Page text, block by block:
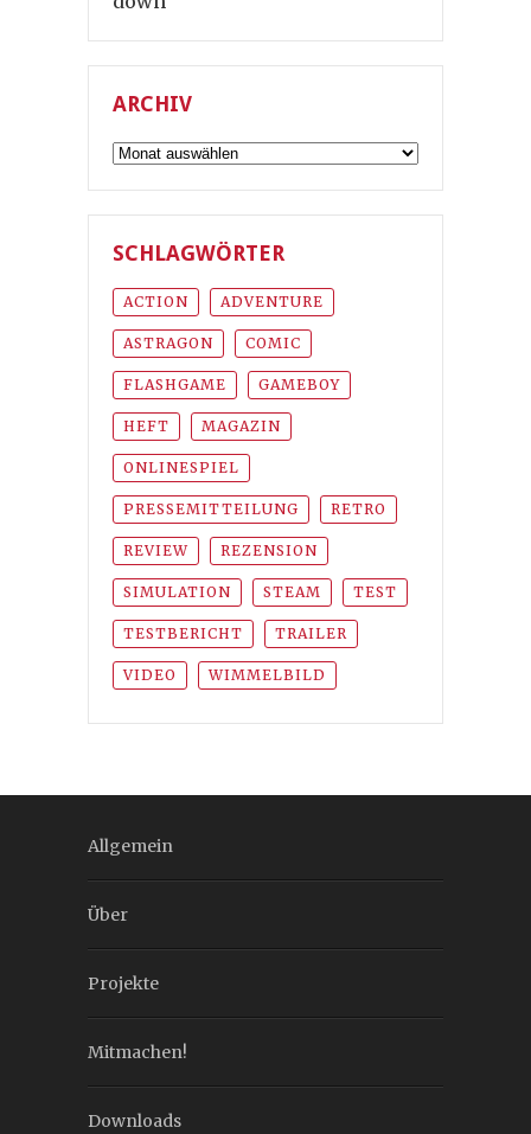
ARCHIV
Archiv
SCHLAGWÖRTER
ACTION ADVENTURE
ASTRAGON COMIC
FLASHGAME GAMEBOY
HEFT MAGAZIN
ONLINESPIEL
PRESSEMITTEILUNG RETRO
REVIEW REZENSION
SIMULATION STEAM TEST
TESTBERICHT TRAILER
VIDEO WIMMELBILD
Allgemein
Über
Projekte
Mitmachen!
Downloads